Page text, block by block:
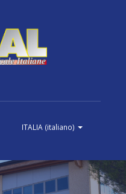
ITALIA (italiano)